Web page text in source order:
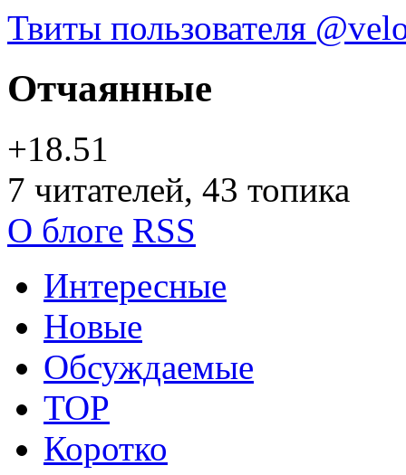
Твиты пользователя
Отчаянные
+18.51
7 читателей, 43 топика
О блоге RSS
Интересные
Новые
Обсуждаемые
TOP
Коротко